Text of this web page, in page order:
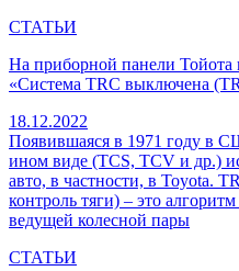
СТАТЬИ
На приборной панели Тойота
«Система TRC выключена
18.12.2022
Появившаяся в 1971 году в
ином виде (TCS, TCV и др.)
авто, в частности, в Toyota.
контроль тяги) – это
ведущей колесной пары
СТАТЬИ